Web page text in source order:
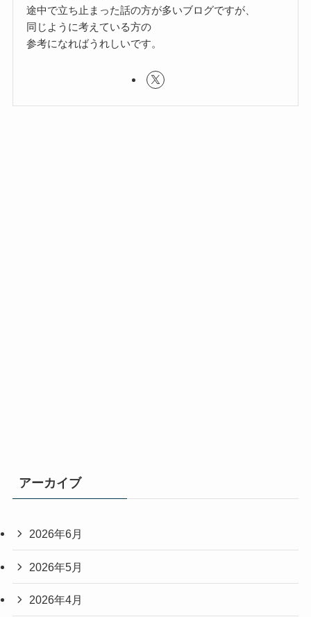
途中で立ち止まった話の方が多いブログですが、
同じように考えている方の
参考になればうれしいです。
アーカイブ
2026年6月
2026年5月
2026年4月